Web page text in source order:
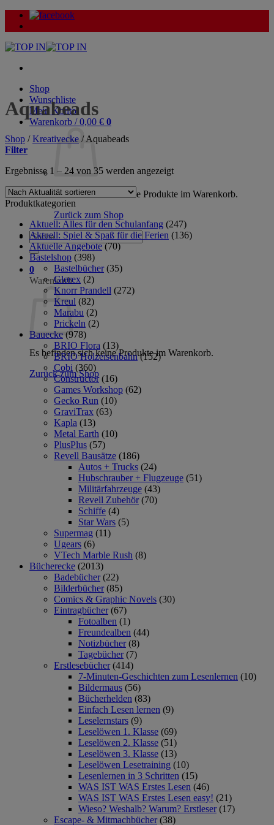
Zum
Inhalt
Shop
Wunschliste
Mein Konto
Warenkorb /0,00 € 0
Es befinden sich keine Produkte im Warenkorb.
Zurück zum Shop
Suche
nach:
0
Warenkorb
Es befinden sich keine Produkte im Warenkorb.
Zurück zum Shop
Aquabeads
Shop / Kreativecke /Aquabeads
Filter
Ergebnisse 1 – 24 von 35 werden angezeigtNach
sortiert
Produktkategorien
Aktuell: Alles für den Schulanfang (247)
Aktuell: Spiel & Spaß für die Ferien (136)
Aktuelle Angebote (70)
Bastelshop (398)
Bastelbücher (35)
Glorex (2)
Knorr Prandell (272)
Kreul (82)
Marabu (2)
Prickeln (2)
Bauecke (978)
BRIO Flora (13)
BRIO Holzeisenbahn (152)
Cobi (360)
Constructor (16)
Games Workshop (62)
Gecko Run (10)
GraviTrax (63)
Kapla (13)
Metal Earth (10)
PlusPlus (57)
Revell Bausätze (186)
Autos + Trucks (24)
Hubschrauber + Flugzeuge (51)
Militärfahrzeuge (43)
Revell Zubehör (70)
Schiffe (4)
Star Wars (5)
Supermag (11)
Ugears (6)
VTech Marble Rush (8)
Bücherecke (2013)
Badebücher (22)
Bilderbücher (85)
Comics & Graphic Novels (30)
Eintragbücher (67)
Fotoalben (1)
Freundealben (44)
Notizbücher (8)
Tagebücher (7)
Erstlesebücher (414)
7-Minuten-Geschichten zum Lesenlernen (10)
Bildermaus (56)
Bücherhelden (83)
Einfach Lesen lernen (9)
Leselernstars (9)
Leselöwen 1. Klasse (69)
Leselöwen 2. Klasse (51)
Leselöwen 3. Klasse (13)
Leselöwen Lesetraining (10)
Lesenlernen in 3 Schritten (15)
WAS IST WAS Erstes Lesen (46)
WAS IST WAS Erstes Lesen easy! (21)
Wieso? Weshalb? Warum? Erstleser (17)
Escape- & Mitmachbücher (38)